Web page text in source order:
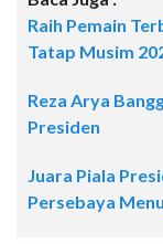
Raih Pemain
Tatap Musim
Reza Arya
Presiden
Juara Piala
Persebaya